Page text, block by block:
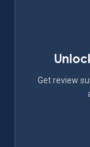
Get review